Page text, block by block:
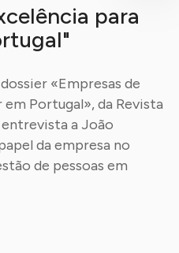
cookies destinam-se a
para
«Empresas de
Portugal», da Revista
entrevista a João
da empresa no
de pessoas em